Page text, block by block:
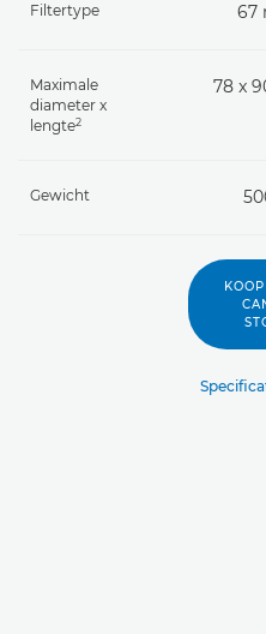
Filtertype 67
Maximale
diameter x
lengte2
78 x
Gewicht